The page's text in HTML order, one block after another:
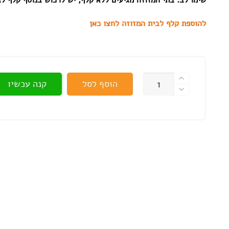
להוספת קלף לבית המזוזה לחצו כאן
כמות
הוסף לסל קנה עכשיו